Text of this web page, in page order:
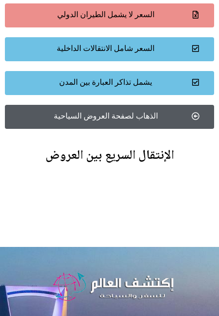
السعر لا يشمل الطيران الدولي
السعر شامل الانتقالات الداخلية
يشمل تذاكر العبارة بين المدن
الذهاب لصفحة العروض السياحية
الإنتقال السريع بينالعروض